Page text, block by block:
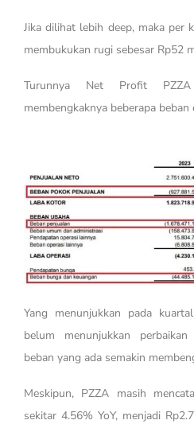
Jika dilihat lebih deep, maka per
membukukan rugi sebesar Rp52
Turunnya Net Profit
membengkaknya beberapa
Yang menunjukkan pada
belum menunjukkan
beban yang ada semakin
Meskipun, PZZA masih
sekitar 4.56% YoY, menjadi